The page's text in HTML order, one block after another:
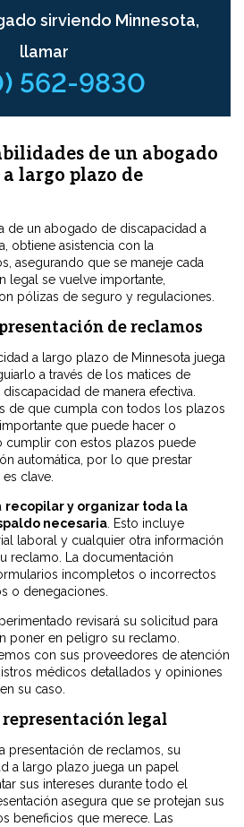
sirviendo Minnesota,
llamar
562-9830
de un abogado
largo plazo de
de un abogado de discapacidad a
obtiene asistencia con la
asegurando que se maneje cada
legal se vuelve importante,
pólizas de seguro y regulaciones.
de reclamos
a largo plazo de Minnesota juega
a través de los matices de
de manera efectiva.
de que cumpla con todos los plazos
que puede hacer o
cumplir con estos plazos puede
automática, por lo que prestar
clave.
recopilar y organizar toda la
necesaria . Esto incluye
laboral y cualquier otra información
reclamo. La documentación
incompletos o incorrectos
o denegaciones.
revisará su solicitud para
poner en peligro su reclamo.
con sus proveedores de atención
médicos detallados y opiniones
su caso.
legal
presentación de reclamos, su
a largo plazo juega un papel
sus intereses durante todo el
asegura que se protejan sus
beneficios que merece. Las